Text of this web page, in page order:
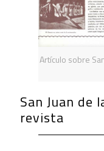
Artículo sobre
San Juan de
revista